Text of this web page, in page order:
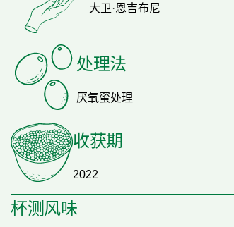
大卫·恩吉布尼
处理法
厌氧蜜处理
收获期
2022
杯测风味